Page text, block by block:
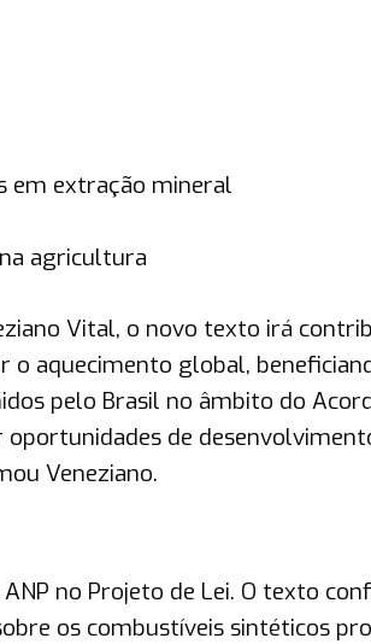
em extração mineral
agricultura
Vital, o novo texto irá
o aquecimento global,
pelo Brasil no âmbito do
de
Veneziano.
no Projeto de Lei. O texto
os combustíveis sintéticos